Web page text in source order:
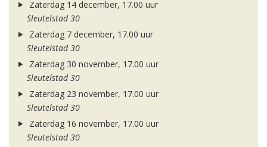
Zaterdag 14 december, 17.00 uur
Sleutelstad 30
Zaterdag 7 december, 17.00 uur
Sleutelstad 30
Zaterdag 30 november, 17.00 uur
Sleutelstad 30
Zaterdag 23 november, 17.00 uur
Sleutelstad 30
Zaterdag 16 november, 17.00 uur
Sleutelstad 30